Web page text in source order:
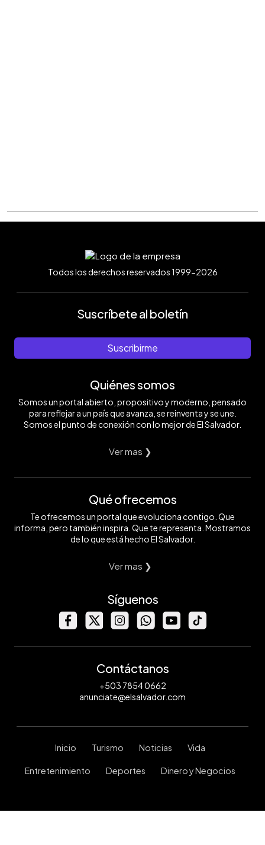
Todos los derechos reservados 1999-2026
Suscríbete al boletín
Suscribirme
Quiénes somos
Somos un portal abierto, propositivo y moderno, pensado
para reflejar a un país que avanza, se reinventa y se une.
Somos el punto de conexión con lo mejor de El Salvador.
Ver mas ❯
Qué ofrecemos
Te ofrecemos un portal que evoluciona contigo. Que
informa, pero también inspira. Que te representa. Mostramos
de lo que está hecho El Salvador.
Ver mas ❯
Síguenos
Contáctanos
+503 7854 0662
anunciate@elsalvador.com
Inicio Turismo Noticias Vida
Entretenimiento Deportes Dinero y Negocios